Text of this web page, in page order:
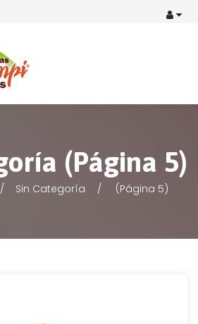
(Página 5)
Sin Categoría (Página 5)